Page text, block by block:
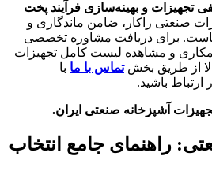
تجهیزات و بهینه‌سازی فرآیند پخت
صنعتی راکار، ضامن ماندگاری و
برای دریافت مشاوره تخصصی
و مشاهده لیست کامل تجهیزات
از طریق بخشتماس با ما با
باشید.
آشپزخانه صنعتی ایران.
راهنمای جامع انتخاب